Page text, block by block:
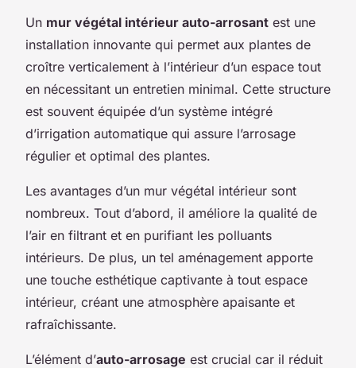
Un mur végétal intérieur auto-arrosant est une
installation innovante qui permet aux plantes de
croître verticalement à l’intérieur d’un espace tout
en nécessitant un entretien minimal. Cette structure
est souvent équipée d’un système intégré
d’irrigation automatique qui assure l’arrosage
régulier et optimal des plantes.
Les avantages d’un mur végétal intérieur sont
nombreux. Tout d’abord, il améliore la qualité de
l’air en filtrant et en purifiant les polluants
intérieurs. De plus, un tel aménagement apporte
une touche esthétique captivante à tout espace
intérieur, créant une atmosphère apaisante et
rafraîchissante.
L’élément d’auto-arrosage est crucial car il réduit